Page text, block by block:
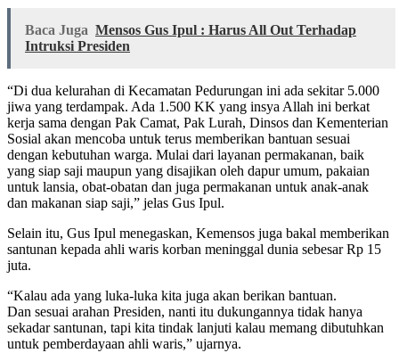
Baca Juga Mensos Gus Ipul : Harus All Out Terhadap
Intruksi Presiden
“Di dua kelurahan di Kecamatan Pedurungan ini ada sekitar 5.000
jiwa yang terdampak. Ada 1.500 KK yang insya Allah ini berkat
kerja sama dengan Pak Camat, Pak Lurah, Dinsos dan Kementerian
Sosial akan mencoba untuk terus memberikan bantuan sesuai
dengan kebutuhan warga. Mulai dari layanan permakanan, baik
yang siap saji maupun yang disajikan oleh dapur umum, pakaian
untuk lansia, obat-obatan dan juga permakanan untuk anak-anak
dan makanan siap saji,” jelas Gus Ipul.
Selain itu, Gus Ipul menegaskan, Kemensos juga bakal memberikan
santunan kepada ahli waris korban meninggal dunia sebesar Rp 15
juta.
“Kalau ada yang luka-luka kita juga akan berikan bantuan.
Dan sesuai arahan Presiden, nanti itu dukungannya tidak hanya
sekadar santunan, tapi kita tindak lanjuti kalau memang dibutuhkan
untuk pemberdayaan ahli waris,” ujarnya.